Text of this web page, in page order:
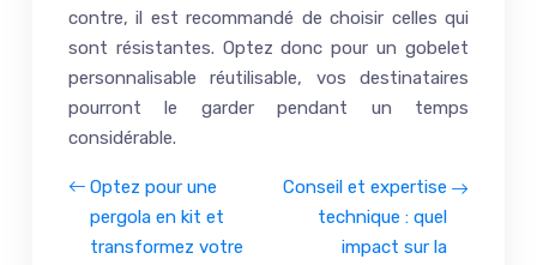
contre, il est recommandé de choisir celles qui
sont résistantes. Optez donc pour un gobelet
personnalisable réutilisable, vos destinataires
pourront le garder pendant un temps
considérable.
Optez pour une
pergola en kit et
transformez votre
Conseil et expertise
technique : quel
impact sur la